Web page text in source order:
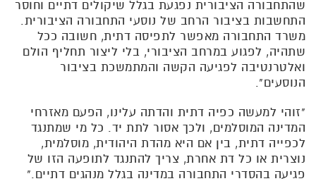
שהתחבורה הציבורית נפגעת בגלל שיקולים דתיים וחוסר
התחשבות בציבור הרחב של נוסעי התחבורה הציבורית.
משרד התחבורה מאפשר לתפיסה דתית, חשובה ככל
שתהיה, לפגוע במרחב הציבורי, בלי ליצור תחליף הולם
ואלטרנטיבה לפגיעה הקשה והמתמשכת בציבור
הנוסעים".
"זוהי למעשה כפיה דתית והדתה עלינו, הפעם מאזרחי
המדינה המוסלמים, ולכך אסור לתת יד. כל מי שמתנגד
לכפייה דתית, בין אם היא מהדת היהודית, מוסלמית,
נוצרית או כל דת אחרת, צריך להתנגד לתופעה הזו של
פגיעה בהסדרי התחבורה במדינה בגלל מנהגים דתיים."